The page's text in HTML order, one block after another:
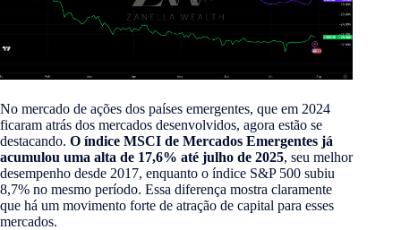
No mercado de ações dos países emergentes, que em 2024
ficaram atrás dos mercados desenvolvidos, agora estão se
destacando. O índice MSCI de Mercados Emergentes já
acumulou uma alta de 17,6% até julho de 2025, seu melhor
desempenho desde 2017, enquanto o índice S&P 500 subiu
8,7% no mesmo período. Essa diferença mostra claramente
que há um movimento forte de atração de capital para esses
mercados.